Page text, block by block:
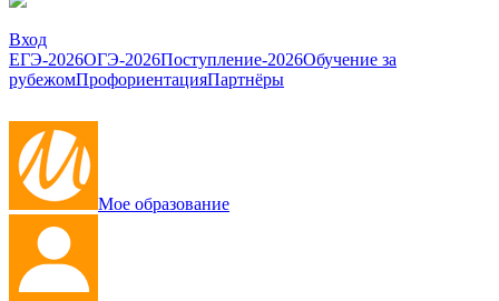
Вход
ЕГЭ-2026ОГЭ-2026Поступление-2026Обучение за
рубежомПрофориентацияПартнёры
Мое образование